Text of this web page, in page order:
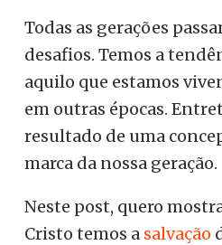
Todas as gerações
desafios. Temos a
aquilo que estamos
em outras épocas.
resultado de uma
marca da nossa geração.
Neste post, quero
Cristo temos a salvação